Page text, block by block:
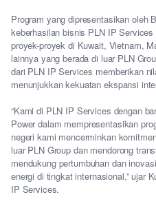
Program yang dipresentasikan oleh
keberhasilan bisnis PLN IP
proyek-proyek di Kuwait, Vietnam,
lainnya yang berada di luar PLN
dari PLN IP Services memberikan
menunjukkan kekuatan ekspansi
“Kami di PLN IP Services dengan
Power dalam mempresentasikan
negeri kami mencerminkan
luar PLN Group dan mendorong
mendukung pertumbuhan dan
energi di tingkat internasional,” ujar
IP Services.